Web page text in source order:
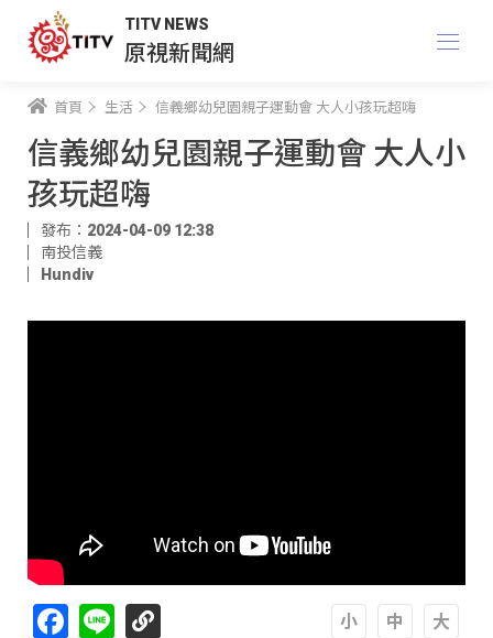
TITV NEWS
原視新聞網
首頁 生活 信義鄉幼兒園親子運動會 大人小孩玩超嗨
信義鄉幼兒園親子運動會 大人小
孩玩超嗨
發布：2024-04-09 12:38
南投信義
Hundiv
Facebook
Line